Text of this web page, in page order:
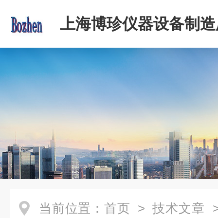
上海博珍仪器设备制
当前位置： 首页 > 技术文章